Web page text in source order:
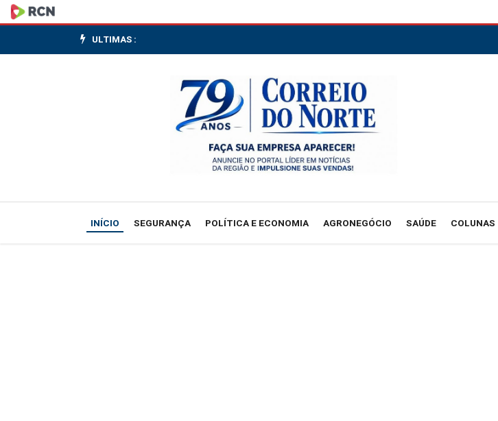
Alcolumbre
envia
PEC
ULTIMAS :
INÍCIO SEGURANÇA POLÍTICA E ECONOMIA AGRONEGÓCIO SAÚDE COLUNAS